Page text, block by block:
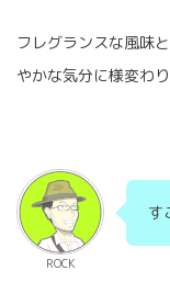
フレグランスな風味
やかな気分に様変わり
ROCK
す